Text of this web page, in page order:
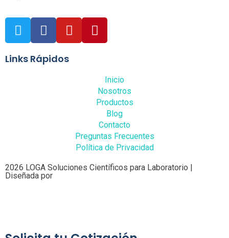
Links Rápidos
Inicio
Nosotros
Productos
Blog
Contacto
Preguntas Frecuentes
Política de Privacidad
2026 LOGA Soluciones Científicos para Laboratorio |
Diseñada por